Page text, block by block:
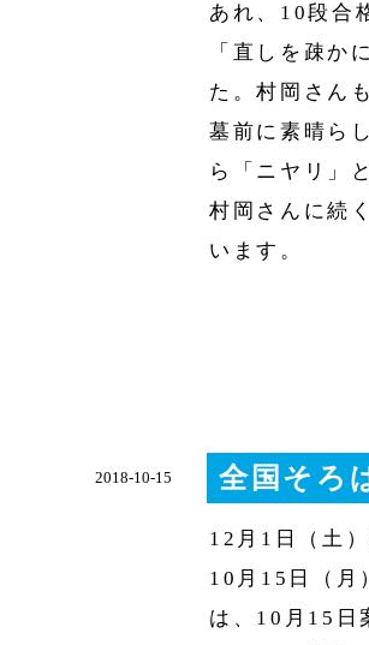
あれ、10段合
「直しを疎か
た。村岡さん
墓前に素晴ら
ら「ニヤリ」
村岡さんに続
います。
2018-10-15 全国そろ
12月1日（土
10月15日（月
は、10月15日